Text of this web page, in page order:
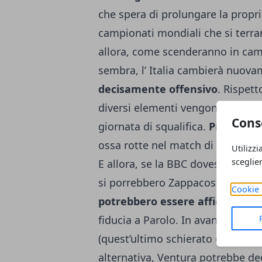
Cookie
che spera di prolungare la
campionati mondiali che si
allora, come scenderanno in
sembra, l’ Italia cambierà
decisamente offensivo.
diversi elementi vengono fatti
giornata di squalifica. Probabile
ossa rotte nel match di andata,
E allora, se la BBC dovesse
si porrebbero Zappacosta e
potrebbero essere affidate a
fiducia a Parolo. In avanti,
(quest’ultimo schierato quasi a
alternativa, Ventura potrebbe